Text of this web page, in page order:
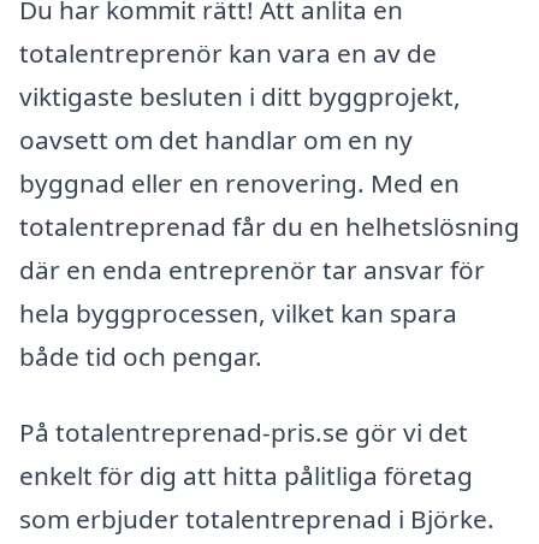
Du har kommit rätt! Att anlita en
totalentreprenör kan vara en av de
viktigaste besluten i ditt byggprojekt,
oavsett om det handlar om en ny
byggnad eller en renovering. Med en
totalentreprenad får du en helhetslösning
där en enda entreprenör tar ansvar för
hela byggprocessen, vilket kan spara
både tid och pengar.
På totalentreprenad-pris.se gör vi det
enkelt för dig att hitta pålitliga företag
som erbjuder totalentreprenad i Björke.